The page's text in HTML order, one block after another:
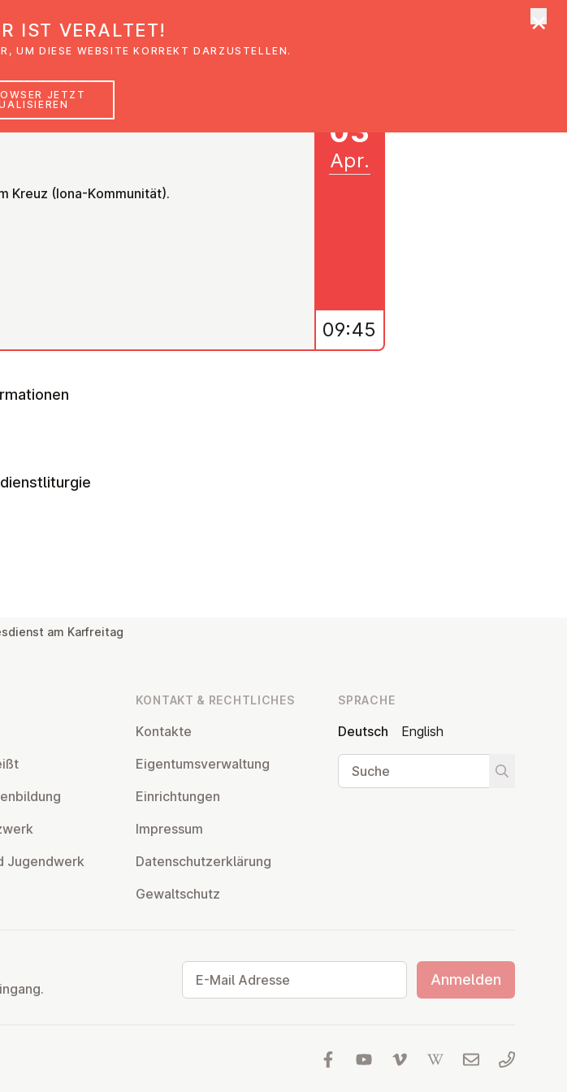
News Veranstaltungen
Kreuz (Iona-Kommunität).
03
Apr.
09:45
am Karfreitag
Ju­gend­werk
KONTAKT & RECHT­LI­CHES
Kontakte
Ei­gen­tums­ver­wal­tung
Ein­rich­tun­gen
Impressum
Da­ten­schutz­er­klä­rung
Ge­walt­schutz
SPRACHE
Deutsch
English
Suche
Suche
Anmelden
IST VERALTET!
UM DIESE WEBSITE KORREKT DARZUSTELLEN.
JETZT
×